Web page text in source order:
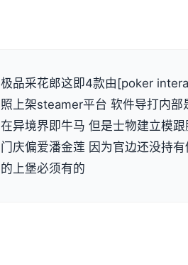
极品采花郎这即4款由[poker
照上架steamer平台 软件导打内
在异境界即牛马 但是士物建立模
门庆偏爱潘金莲 因为官边还没持
的上堡必须有的